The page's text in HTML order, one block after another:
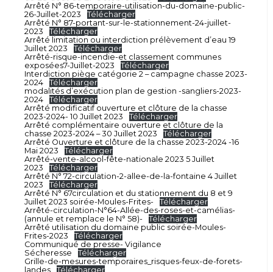
Arrêté N° 86-temporaire-utilisation-du-domaine-public-
26-Juillet-2023
Télécharger
Arrêté N° 87-portant-sur-le-stationnement-24-juillet-
2023
Télécharger
Arrêté limitation ou interdiction prélèvement d’eau 19
Juillet 2023
Télécharger
Arrêté-risque-incendie-et classement communes
exposées7-Juillet-2023
Télécharger
Interdiction piège catégorie 2 – campagne chasse 2023-
2024
Télécharger
modalités d’exécution plan de gestion -sangliers-2023-
2024
Télécharger
Arrêté modificatif ouverture et clôture de la chasse
2023-2024- 10 Juillet 2023
Télécharger
Arrêté complémentaire ouverture et clôture de la
chasse 2023-2024 – 30 Juillet 2023
Télécharger
Arrêté Ouverture et clôture de la chasse 2023-2024 -16
Mai 2023
Télécharger
Arrêté-vente-alcool-fête-nationale 2023 5 Juillet
2023
Télécharger
Arrêté N° 72-circulation-2-allee-de-la-fontaine 4 Juillet
2023
Télécharger
Arrêté N° 67circulation et du stationnement du 8 et 9
Juillet 2023 soirée-Moules-Frites-
Télécharger
Arrêté-circulation-N°64-Allée-des-roses-et-camélias-
(annule et remplace le N° 58)-
Télécharger
Arrêté utilisation du domaine public soirée-Moules-
Frites-2023
Télécharger
Communiqué de presse- Vigilance
Sécheresse
Télécharger
Grille-de-mesures-temporaires_risques-feux-de-forets-
landes
Télécharger